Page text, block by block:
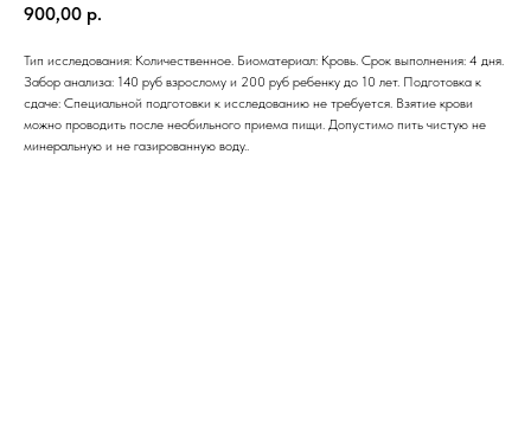
900,00 р.
Тип исследования: Количественное. Биоматериал: Кровь. Срок выполнения: 4 дня.
Забор анализа: 140 руб взрослому и 200 руб ребенку до 10 лет. Подготовка к
сдаче: Специальной подготовки к исследованию не требуется. Взятие крови
можно проводить после необильного приема пищи. Допустимо пить чистую не
минеральную и не газированную воду..